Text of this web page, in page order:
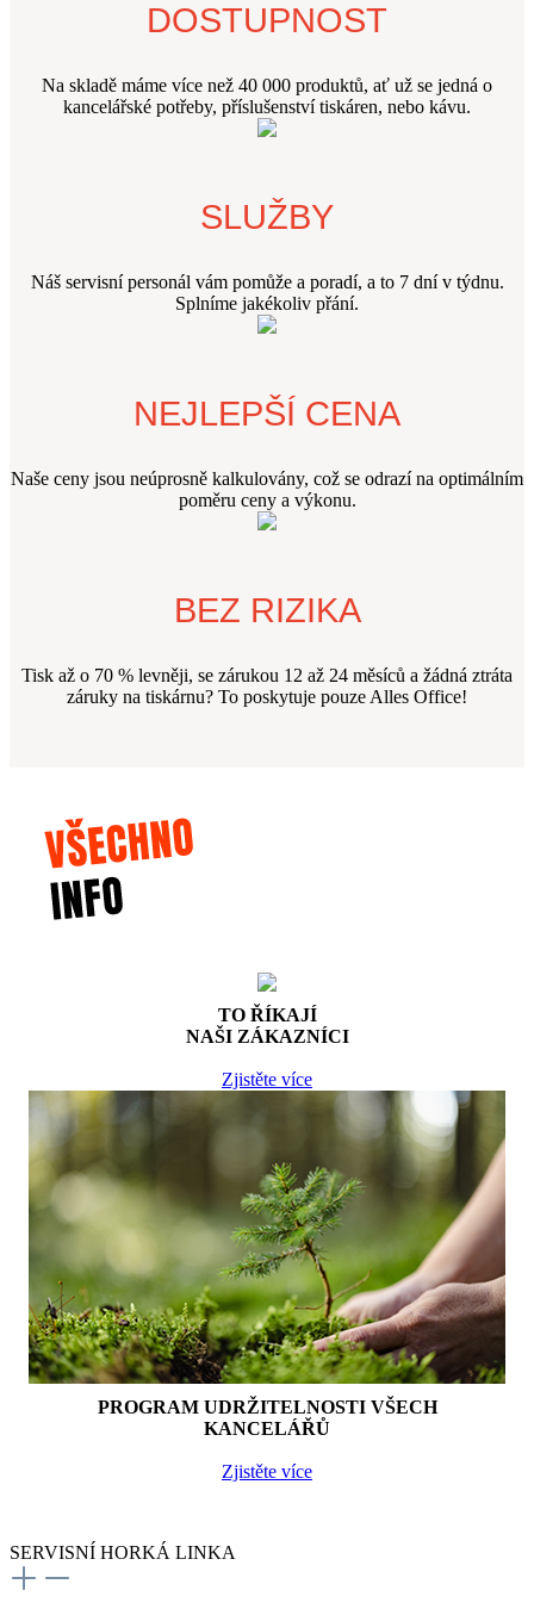
DOSTUPNOST
Na skladě máme více než 40 000 produktů, ať už se jedná o
kancelářské potřeby, příslušenství tiskáren, nebo kávu.
SLUŽBY
Náš servisní personál vám pomůže a poradí, a to 7 dní v týdnu.
Splníme jakékoliv přání.
NEJLEPŠÍ CENA
Naše ceny jsou neúprosně kalkulovány, což se odrazí na optimálním
poměru ceny a výkonu.
BEZ RIZIKA
Tisk až o 70 % levněji, se zárukou 12 až 24 měsíců a žádná ztráta
záruky na tiskárnu? To poskytuje pouze Alles Office!
TO ŘÍKAJÍ
NAŠI ZÁKAZNÍCI
Zjistěte více
PROGRAM UDRŽITELNOSTI VŠECH
KANCELÁŘŮ
Zjistěte více
SERVISNÍ HORKÁ LINKA